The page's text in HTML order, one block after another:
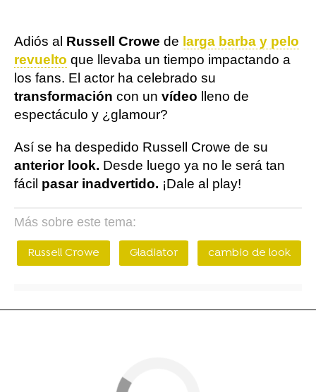
Adiós al Russell Crowe de larga barba y pelo
revuelto que llevaba un tiempo impactando a
los fans. El actor ha celebrado su
transformación con un vídeo
lleno de
espectáculo y ¿glamour?
Así se ha despedido Russell Crowe de su
anterior look. Desde luego ya no le será tan
fácil pasar inadvertido. ¡Dale al play!
Más sobre este tema:
Russell Crowe Gladiator cambio de look